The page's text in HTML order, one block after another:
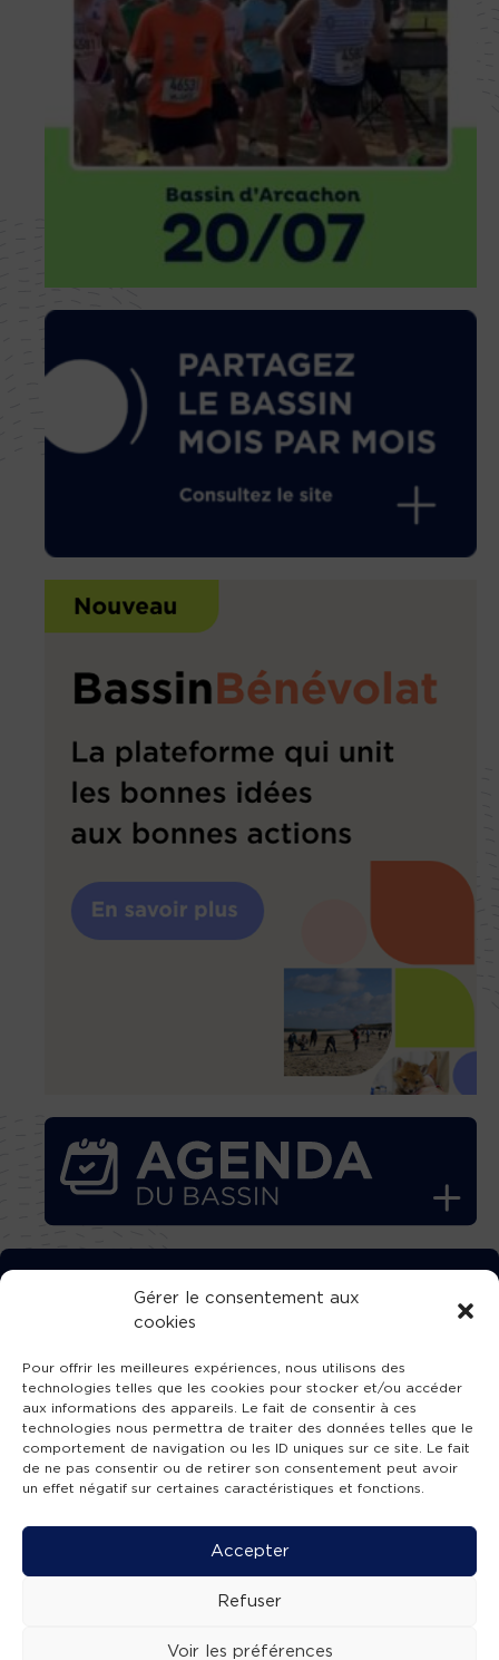
Gérer le consentement aux
cookies
Pour offrir les meilleures expériences, nous utilisons des
technologies telles que les cookies pour stocker et/ou accéder
aux informations des appareils. Le fait de consentir à ces
technologies nous permettra de traiter des données telles que le
comportement de navigation ou les ID uniques sur ce site. Le fait
de ne pas consentir ou de retirer son consentement peut avoir
un effet négatif sur certaines caractéristiques et fonctions.
Accepter
Refuser
Voir les préférences
TÉLÉCHARGEZ GRATUITEMENT
L’APPLICATION TVBA !
SUIVEZ-NOUS !
Mentions légales-Accessibilité